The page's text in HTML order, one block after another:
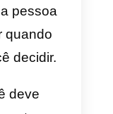
o que vai
você, assim
e